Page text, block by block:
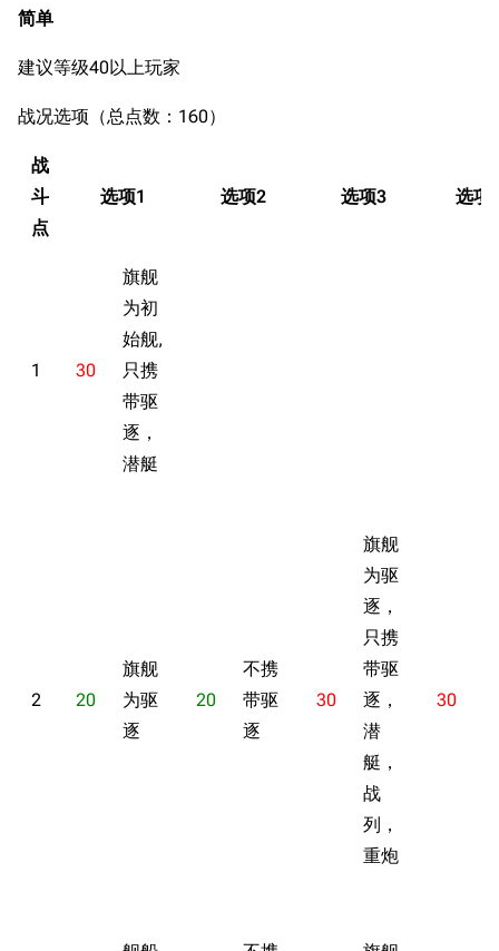
简单
建议等级40以上玩家
战况选项（总点数：160）
战
斗
点
选项1 选项2 选项3 选项
1 30
旗舰
为初
始舰,
只携
带驱
逐，
潜艇
2 20
旗舰
为驱
逐
20
不携
带驱
逐
30
旗舰
为驱
逐，
只携
带驱
逐，
潜
艇，
战
列，
重炮
30